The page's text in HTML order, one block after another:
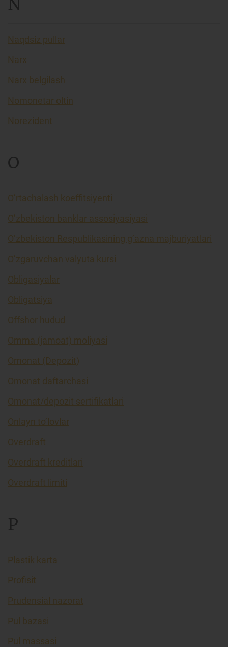
N
Naqdsiz pullar
Narx
Narx belgilash
Nomonetar oltin
Norezident
O
O’rtachalash koeffitsiyenti
O’zbekiston banklar assosiyasiyasi
O’zbekiston Respublikasining g’azna majburiyatlari
O’zgaruvchan valyuta kursi
Obligasiyalar
Obligatsiya
Offshor hudud
Omma (jamoat) moliyasi
Omonat (Depozit)
Omonat daftarchasi
Omonat/depozit sertifikatlari
Onlayn to’lovlar
Overdraft
Overdraft kreditlari
Overdraft limiti
P
Plastik karta
Profisit
Prudensial nazorat
Pul bazasi
Pul massasi